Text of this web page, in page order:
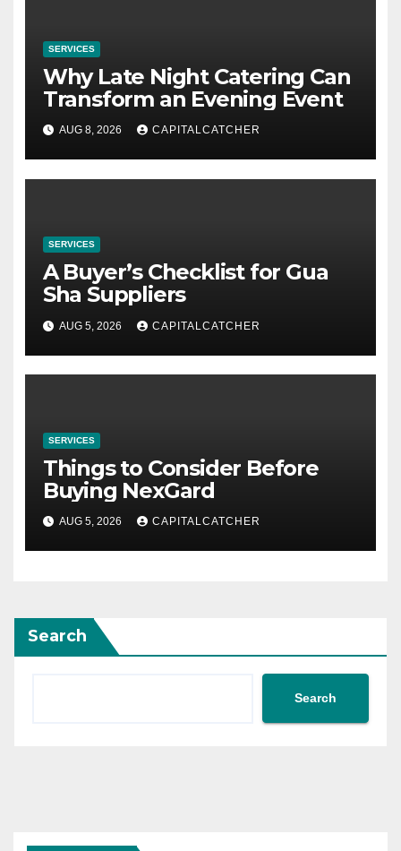
SERVICES
Why Late Night Catering Can
Transform an Evening Event
AUG 8, 2026 CAPITALCATCHER
SERVICES
A Buyer’s Checklist for Gua
Sha Suppliers
AUG 5, 2026 CAPITALCATCHER
SERVICES
Things to Consider Before
Buying NexGard
AUG 5, 2026 CAPITALCATCHER
Search
Search